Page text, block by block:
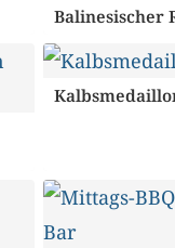
Balinesischer